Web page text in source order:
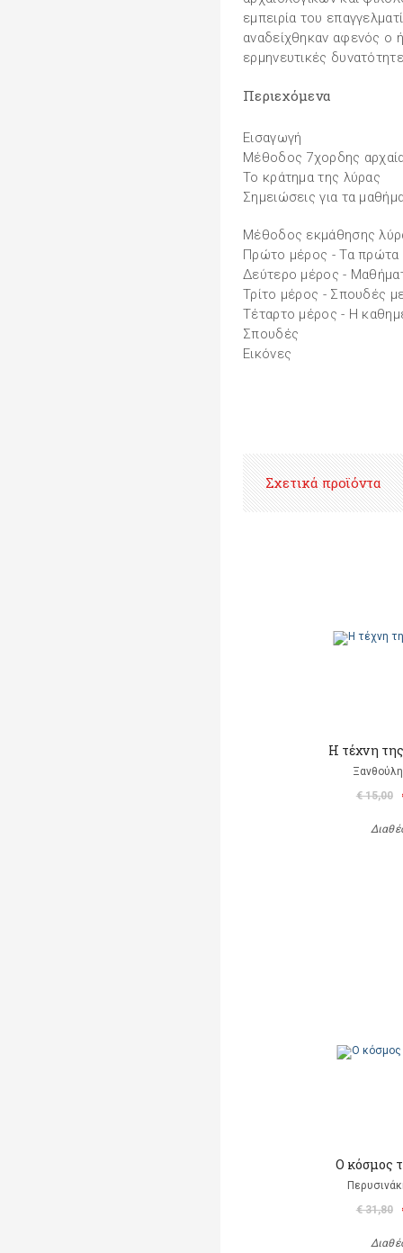
εμπειρία του
αναδείχθηκαν αφενός ο
ερμηνευτικές
Περιεχόμενα
Εισαγωγή
Μέθοδος 7χορδης
Το κράτημα της λύρας
Σημειώσεις για τα
Μέθοδος εκμάθησης
Πρώτο μέρος - Τα πρώτα
Δεύτερο μέρος -
Τρίτο μέρος - Σπουδές
Τέταρτο μέρος - Η
Σπουδές
Εικόνες
Σχετικά προϊόντα
Η τέχνη
€ 15,00
Ο κόσμος
€ 31,80